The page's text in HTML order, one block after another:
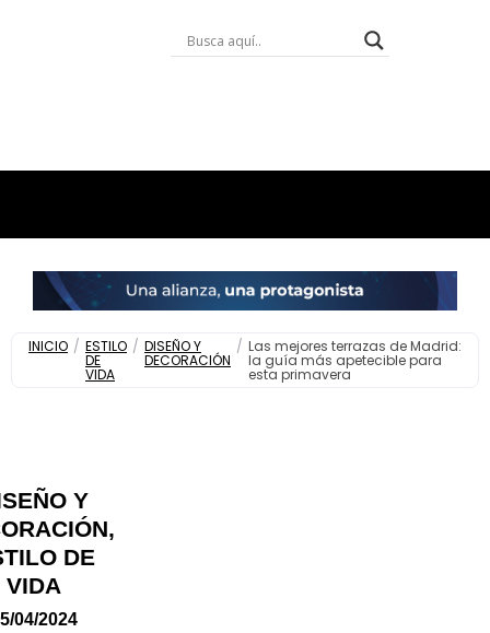
INICIO / ESTILO
DE
VIDA
/ DISEÑO Y
DECORACIÓN
/ Las mejores terrazas de Madrid:
la guía más apetecible para
esta primavera
Y
,
DE
VIDA
04/2024